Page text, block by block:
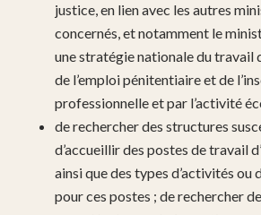
justice, en lien avec les autres
concernés, et notamment le
une stratégie nationale du travail
de l’emploi pénitentiaire et de
professionnelle et par l’activité
de rechercher des structures
d’accueillir des postes de travail
ainsi que des types d’activités ou
pour ces postes ; de rechercher